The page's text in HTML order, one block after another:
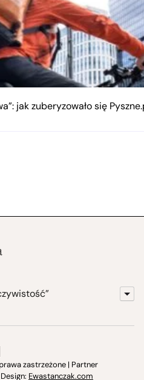
jak zuberyzowało się
zastrzeżone | Partner
Ewastanczak.com